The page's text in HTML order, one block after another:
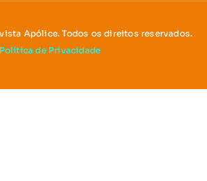
Apólice. Todos os direitos reservados.
Política de Privacidade